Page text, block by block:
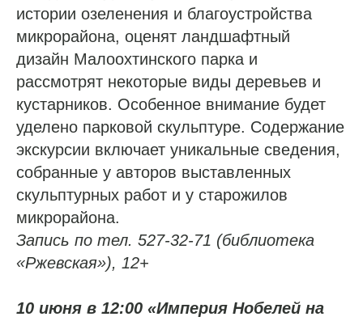
истории озеленения и благоустройства
микрорайона, оценят ландшафтный
дизайн Малоохтинского парка и
рассмотрят некоторые виды деревьев и
кустарников. Особенное внимание будет
уделено парковой скульптуре. Содержание
экскурсии включает уникальные сведения,
собранные у авторов выставленных
скульптурных работ и у старожилов
микрорайона.
Запись по тел. 527-32-71 (библиотека
«Ржевская»), 12+
10 июня в 12:00 «Империя Нобелей на